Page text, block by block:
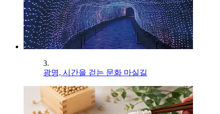
3.
광명, 시간을 걷는 문화 마실길